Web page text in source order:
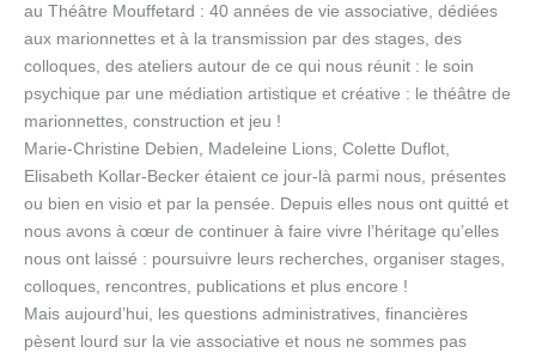
au Théâtre Mouffetard : 40 années de vie associative, dédiées
aux marionnettes et à la transmission par des stages, des
colloques, des ateliers autour de ce qui nous réunit : le soin
psychique par une médiation artistique et créative : le théâtre de
marionnettes, construction et jeu !
Marie-Christine Debien, Madeleine Lions, Colette Duflot,
Elisabeth Kollar-Becker étaient ce jour-là parmi nous, présentes
ou bien en visio et par la pensée. Depuis elles nous ont quitté et
nous avons à cœur de continuer à faire vivre l’héritage qu’elles
nous ont laissé : poursuivre leurs recherches, organiser stages,
colloques, rencontres, publications et plus encore !
Mais aujourd’hui, les questions administratives, financières
pèsent lourd sur la vie associative et nous ne sommes pas